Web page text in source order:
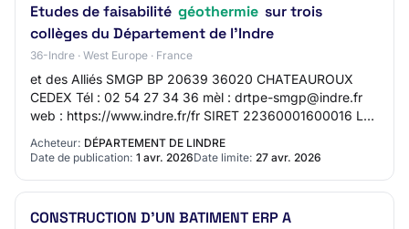
Etudes de faisabilité géothermie sur trois
collèges du Département de l'Indre
36-Indre · West Europe · France
et des Alliés SMGP BP 20639 36020 CHATEAUROUX
CEDEX Tél : 02 54 27 34 36 mèl : drtpe-smgp@indre.fr
web : https://www.indre.fr/fr SIRET 22360001600016 Le
pouvoir adjudicateur n'agit pas pour le compte…
Acheteur: DÉPARTEMENT DE LINDRE
Date de publication: 1 avr. 2026Date limite: 27 avr. 2026
CONSTRUCTION D'UN BATIMENT ERP A